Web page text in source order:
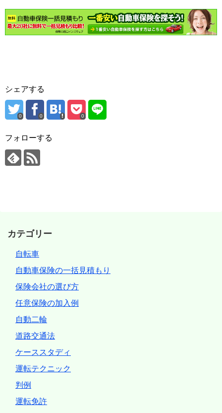
シェアする
0 0 0
フォローする
カテゴリー
自転車
自動車保険の一括見積もり
保険会社の選び方
任意保険の加入例
自動二輪
道路交通法
ケーススタディ
運転テクニック
判例
運転免許